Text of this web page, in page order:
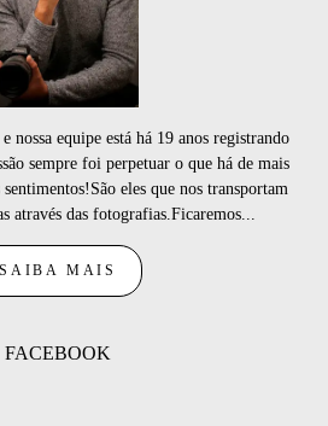
nossa equipe está há 19 anos registrando
sempre foi perpetuar o que há de mais
eles que nos transportam
através das fotografias.Ficaremos...
SAIBA MAIS
FACEBOOK